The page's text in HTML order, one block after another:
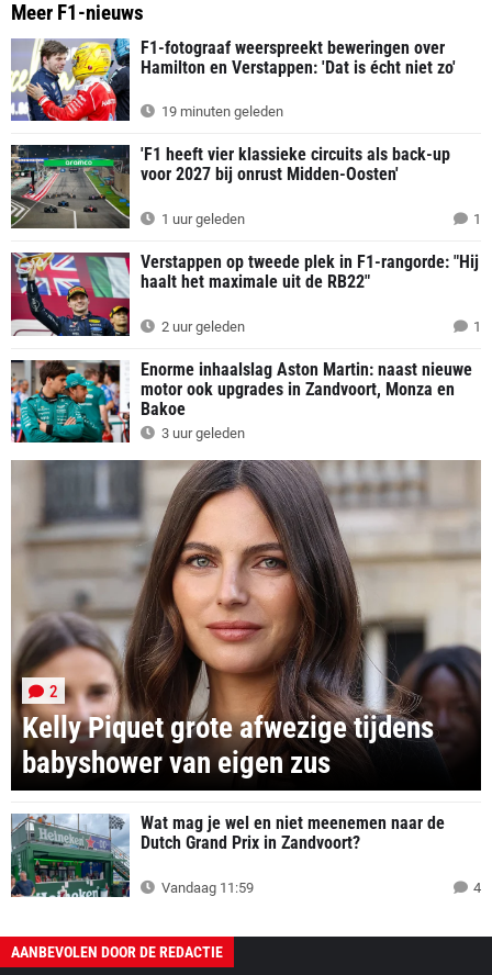
Meer F1-nieuws
F1-fotograaf weerspreekt beweringen over
Hamilton en Verstappen: 'Dat is écht niet zo'
19 minuten geleden
'F1 heeft vier klassieke circuits als back-up
voor 2027 bij onrust Midden-Oosten'
1 uur geleden 1
Verstappen op tweede plek in F1-rangorde: "Hij
haalt het maximale uit de RB22"
2 uur geleden 1
Enorme inhaalslag Aston Martin: naast nieuwe
motor ook upgrades in Zandvoort, Monza en
Bakoe
3 uur geleden
Kelly Piquet grote afwezige tijdens
babyshower van eigen zus
2
Wat mag je wel en niet meenemen naar de
Dutch Grand Prix in Zandvoort?
Vandaag 11:59 4
AANBEVOLEN DOOR DE REDACTIE